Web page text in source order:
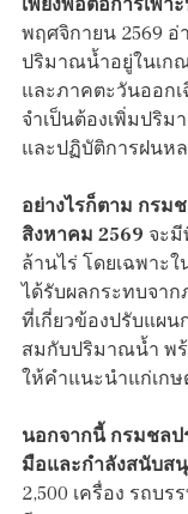
เพียงพอต่อการเพา
พฤศจิกายน 2569
ปริมาณน้ำอยู่ในเก
และภาคตะวันออก
จำเป็นต้องเพิ่มปริ
และปฏิบัติการฝนห
อย่างไรก็ตาม กรม
สิงหาคม 2569 จะ
ล้านไร่ โดยเฉพาะ
ได้รับผลกระทบจา
ที่เกี่ยวข้องปรับแผน
สมกับปริมาณน้ำ พ
ให้คำแนะนำแก่เก
นอกจากนี้ กรมชลป
มือและกำลังสนับส
2,500 เครื่อง รถบ